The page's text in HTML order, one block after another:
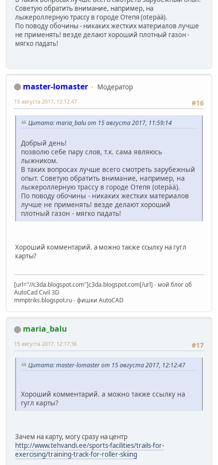
Советую обратить внимание, например, на
лыжероллерную трассу в городе Отепя (otepää).
По поводу обочины - никаких жестких материалов лучше
не применять! везде делают хороший плотный газон -
мягко падать!
master-lomaster
Модератор
#16
15 августа 2017, 12:12:47
Цитата: maria_balu от 15 августа 2017, 11:59:14
Добрый день!
позволю себе пару слов, т.к. сама являюсь
лыжником.
В таких вопросах лучше всего смотреть зарубежный
опыт. Советую обратить внимание, например, на
лыжероллерную трассу в городе Отепя (otepää).
По поводу обочины - никаких жестких материалов
лучше не применять! везде делают хороший
плотный газон - мягко падать!
Хороший комментарий. а можно также ссылку на гугл
карты?
[url="//c3da.blogspot.com"]c3da.blogspot.com[/url] - мой блог об
AutoCad Civil 3D
mmptriks.blogspot.ru - фишки AutoCAD
maria_balu
#17
15 августа 2017, 12:17:36
Цитата: master-lomaster от 15 августа 2017, 12:12:47
Хороший комментарий. а можно также ссылку на
гугл карты?
Зачем на карту, могу сразу на центр
http://www.tehvandi.ee/sports-facilities/trails-for-
exercising/training-track-for-roller-skiing